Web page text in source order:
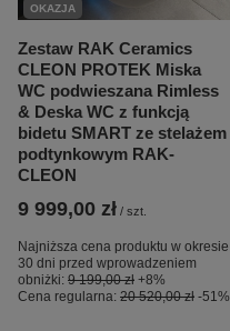
OKAZJA
Zestaw RAK Ceramics
CLEON PROTEK Miska
WC podwieszana Rimless
& Deska WC z funkcją
bidetu SMART ze stelażem
podtynkowym RAK-
CLEON
9 999,00 zł / szt.
Najniższa cena produktu w okresie
30 dni przed wprowadzeniem
obniżki: 9 199,00 zł +8%
Cena regularna: 20 520,00 zł -51%